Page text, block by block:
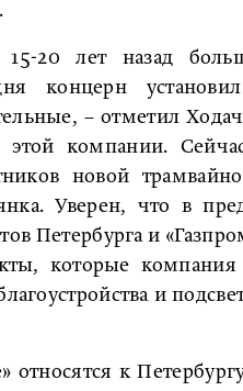
20 лет назад
концерн
– отметил
компании.
новой
Уверен, что в
Петербурга и
которые
и
относятся к